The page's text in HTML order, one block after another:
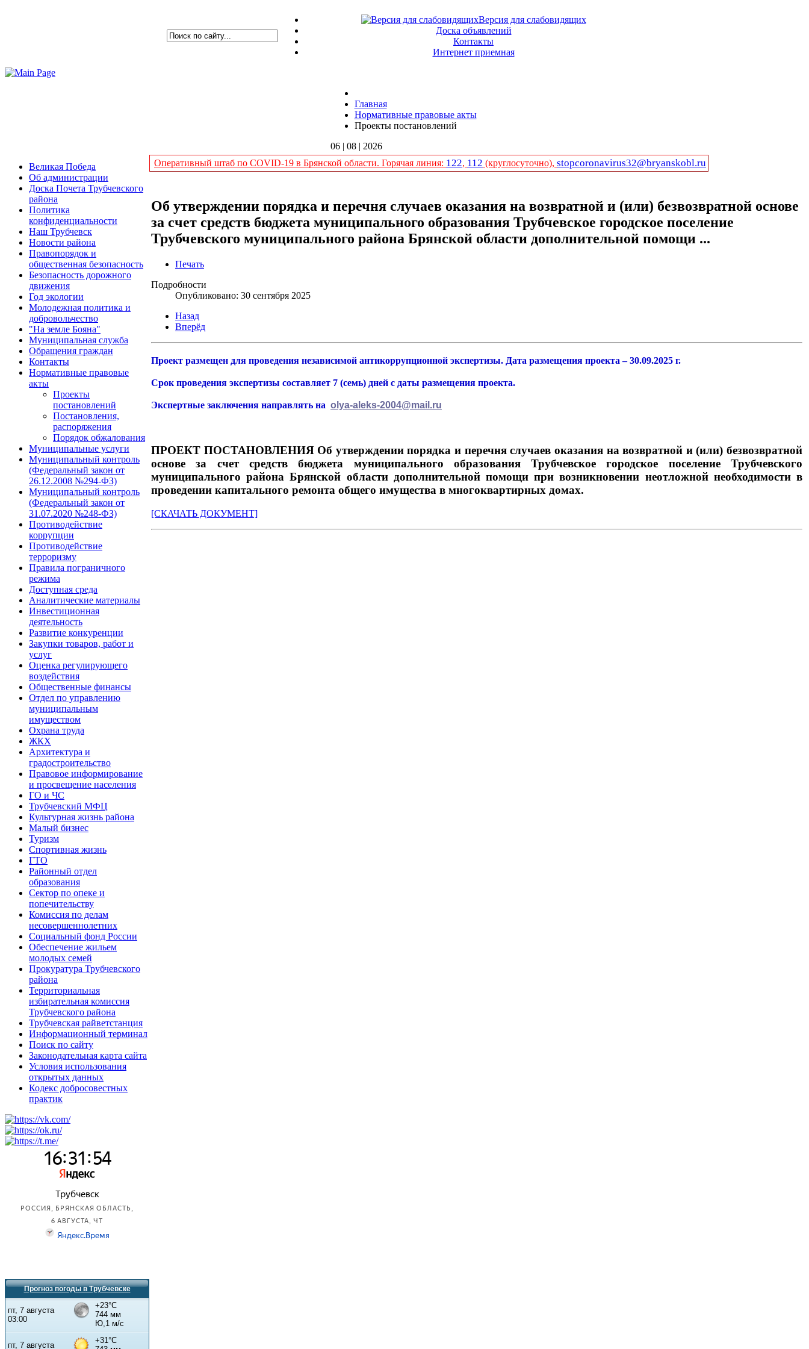
Версия для слабовидящих
Доска объявлений
Контакты
Интернет приемная
Главная
Нормативные правовые акты
Проекты постановлений
06 | 08 | 2026
Великая Победа
Об администрации
Доска Почета Трубчевского
района
Политика
конфиденциальности
Наш Трубчевск
Новости района
Правопорядок и
общественная безопасность
Безопасность дорожного
движения
Год экологии
Молодежная политика и
добровольчество
"На земле Бояна"
Муниципальная служба
Обращения граждан
Контакты
Нормативные правовые
акты
Проекты
постановлений
Постановления,
распоряжения
Порядок обжалования
Муниципальные услуги
Муниципальный контроль
(Федеральный закон от
26.12.2008 №294-ФЗ)
Муниципальный контроль
(Федеральный закон от
31.07.2020 №248-ФЗ)
Противодействие
коррупции
Противодействие
терроризму
Правила пограничного
режима
Доступная среда
Аналитические материалы
Инвестиционная
деятельность
Развитие конкуренции
Закупки товаров, работ и
услуг
Оценка регулирующего
воздействия
Общественные финансы
Отдел по управлению
муниципальным
имуществом
Охрана труда
ЖКХ
Архитектура и
градостроительство
Правовое информирование
и просвещение населения
ГО и ЧС
Трубчевский МФЦ
Культурная жизнь района
Малый бизнес
Туризм
Спортивная жизнь
ГТО
Районный отдел
образования
Сектор по опеке и
попечительству
Комиссия по делам
несовершеннолетних
Социальный фонд России
Обеспечение жильем
молодых семей
Прокуратура Трубчевского
района
Территориальная
избирательная комиссия
Трубчевского района
Трубчевская райветстанция
Информационный терминал
Поиск по сайту
Законодательная карта сайта
Условия использования
открытых данных
Кодекс добросовестных
практик
Прогноз погоды в Трубчевске
Оперативный штаб по COVID-19 в Брянской области. Горячая линия: 122, 112 (круглосуточно), stopcoronavirus32@bryanskobl.ru
Об утверждении порядка и перечня случаев оказания на возвратной и (или) безвозвратной основе
за счет средств бюджета муниципального образования Трубчевское городское поселение
Трубчевского муниципального района Брянской области дополнительной помощи ...
Печать
Подробности
Опубликовано: 30 сентября 2025
Назад
Вперёд
Проект размещен для проведения независимой антикоррупционной экспертизы. Дата размещения проекта – 30.09.2025 г.
Срок проведения экспертизы составляет 7 (семь) дней с даты размещения проекта.
Экспертные заключения направлять на olya-aleks-2004@mail.ru
ПРОЕКТ ПОСТАНОВЛЕНИЯ Об утверждении порядка и перечня случаев оказания на возвратной и (или) безвозвратной
основе за счет средств бюджета муниципального образования Трубчевское городское поселение Трубчевского
муниципального района Брянской области дополнительной помощи при возникновении неотложной необходимости в
проведении капитального ремонта общего имущества в многоквартирных домах.
[СКАЧАТЬ ДОКУМЕНТ]